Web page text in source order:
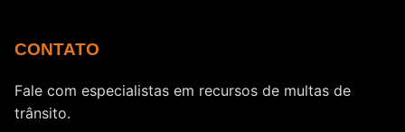
CONTATO
Fale com especialistas em recursos de multas de
trânsito.